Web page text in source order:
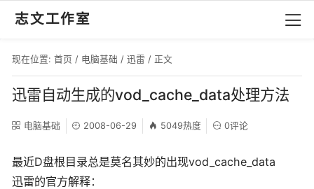
志文工作室
现在位置: 首页 / 电脑基础 / 迅雷 / 正文
迅雷自动生成的vod_cache_data处理方法
电脑基础 2008-06-29 5049热度 0评论
最近D盘根目录总是莫名其妙的出现vod_cache_data
迅雷的官方解释：